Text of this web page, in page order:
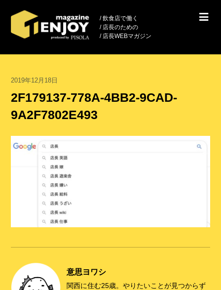
/ 飲食店で働く
/ 店長のための
/ 店長WEBマガジン
2019年12月18日
2F179137-778A-4BB2-9CAD-
9A2F7802E493
意思ヨワシ
関西に住む25歳。やりたいことが見つからず